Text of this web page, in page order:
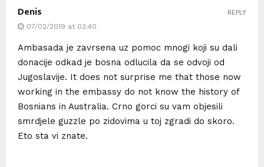
Denis
07/02/2019 at 03:40
Ambasada je zavrsena uz pomoc mnogi koji su dali
donacije odkad je bosna odlucila da se odvoji od
Jugoslavije. It does not surprise me that those now
working in the embassy do not know the history of
Bosnians in Australia. Crno gorci su vam objesili
smrdjele guzzle po zidovima u toj zgradi do skoro.
Eto sta vi znate.
REPLY